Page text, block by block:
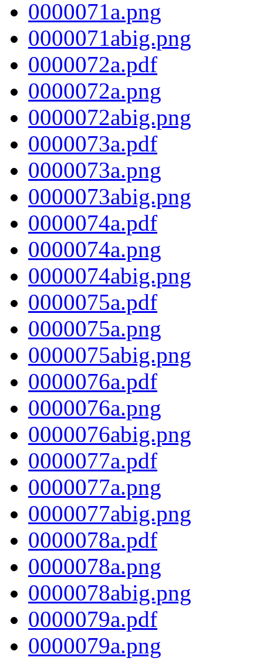
0000071a.png
0000071abig.png
0000072a.pdf
0000072a.png
0000072abig.png
0000073a.pdf
0000073a.png
0000073abig.png
0000074a.pdf
0000074a.png
0000074abig.png
0000075a.pdf
0000075a.png
0000075abig.png
0000076a.pdf
0000076a.png
0000076abig.png
0000077a.pdf
0000077a.png
0000077abig.png
0000078a.pdf
0000078a.png
0000078abig.png
0000079a.pdf
0000079a.png